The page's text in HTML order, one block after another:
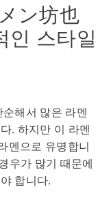
ン坊也
인 스타일
해서 많은 라멘
. 하지만 이 라멘
멘으로 유명합니
우가 많기 때문에
합니다.